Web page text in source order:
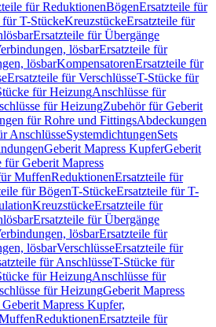
für ReduktionenBögenErsatzteile für
für T-StückeKreuzstückeErsatzteile für
Ersatzteile für Übergänge
lösbarErsatzteile für
lösbarKompensatorenErsatzteile für
Ersatzteile für VerschlüsseT-Stücke für
für HeizungAnschlüsse für
für HeizungZubehör für Geberit
für Rohre und FittingsAbdeckungen
AnschlüsseSystemdichtungenSets
Geberit Mapress KupferGeberit
für Geberit Mapress
MuffenReduktionenErsatzteile für
für BögenT-StückeErsatzteile für T-
KreuzstückeErsatzteile für
Ersatzteile für Übergänge
lösbarErsatzteile für
lösbarVerschlüsseErsatzteile für
für AnschlüsseT-Stücke für
für HeizungAnschlüsse für
für HeizungGeberit Mapress
Mapress Kupfer,
ReduktionenErsatzteile für